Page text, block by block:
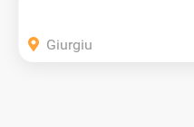
Giurgiu